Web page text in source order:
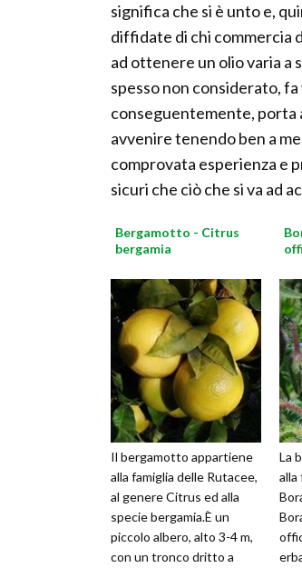
significa che si è unto e,
diffidate di chi commercia
ad ottenere un olio varia a
spesso non considerato,
conseguentemente, porta
avvenire tenendo ben a
comprovata esperienza e
sicuri che ciò che si va ad
Bergamotto - Citrus
bergamia
Il bergamotto appartiene
alla famiglia delle Rutacee,
al genere Citrus ed alla
specie bergamia.È un
piccolo albero, alto 3-4 m,
con un tronco dritto a
La
alla